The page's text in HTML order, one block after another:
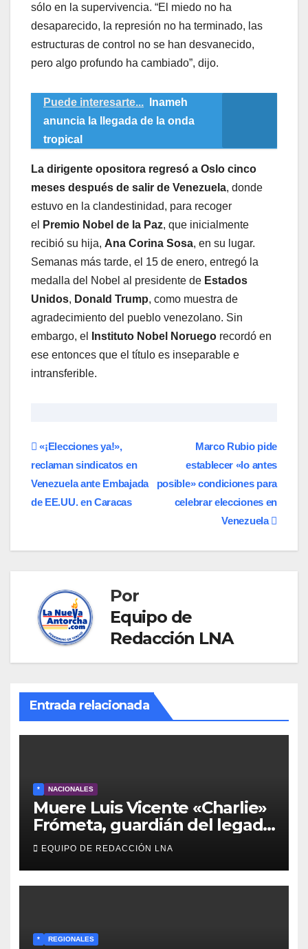
sólo en la supervivencia. “El miedo no ha
desaparecido, la represión no ha terminado, las
estructuras de control no se han desvanecido,
pero algo profundo ha cambiado”, dijo.
Puede interesarte...
Inameh
anuncia la llegada de la onda
tropical
La dirigente opositora regresó a Oslo cinco
meses después de salir de Venezuela, donde
estuvo en la clandestinidad, para recoger
el
Premio Nobel de la Paz, que inicialmente
recibió su hija, Ana Corina Sosa, en su lugar.
Semanas más tarde, el 15 de enero, entregó la
medalla del Nobel al presidente de Estados
Unidos, Donald Trump, como muestra de
agradecimiento del pueblo venezolano. Sin
embargo, el
Instituto Nobel Noruego recordó en
ese entonces que el título es inseparable e
intransferible.
Navegación
de
entradas
Marco Rubio pide
establecer «lo antes
posible» condiciones para
celebrar elecciones en
Venezuela
«¡Elecciones ya!»,
reclaman sindicatos en
Venezuela ante Embajada
de EE.UU. en Caracas
Por
Equipo de
Redacción LNA
Entrada relacionada
* NACIONALES
Muere Luis Vicente «Charlie»
Frómeta, guardián del legado
musical de la Billo’s Caracas
Boys
EQUIPO DE REDACCIÓN LNA
* REGIONALES